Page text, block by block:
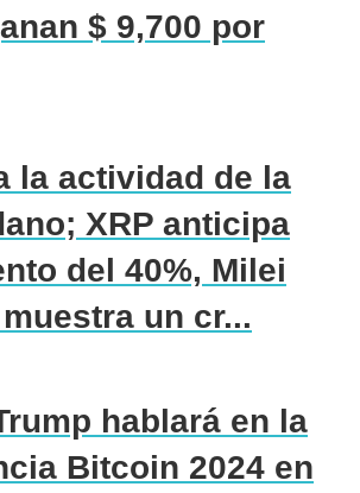
$ 9,700 por
la actividad de la
XRP anticipa
del 40%, Milei
un cr...
hablará en la
Bitcoin 2024 en